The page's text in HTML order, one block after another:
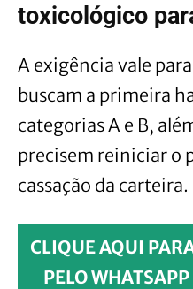
toxicológico
A exigência vale
buscam a primeira
categorias A e B,
precisem reiniciar o
cassação da carteira.
CLIQUE AQUI
PELO